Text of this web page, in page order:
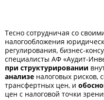
Тесно сотрудничая со
налогообложения
регулирования, бизнес-
специалисты АФ «Аудит-
при структурировании
анализе налоговых рисков,
трансфертных цен, и
цен с налоговой точки